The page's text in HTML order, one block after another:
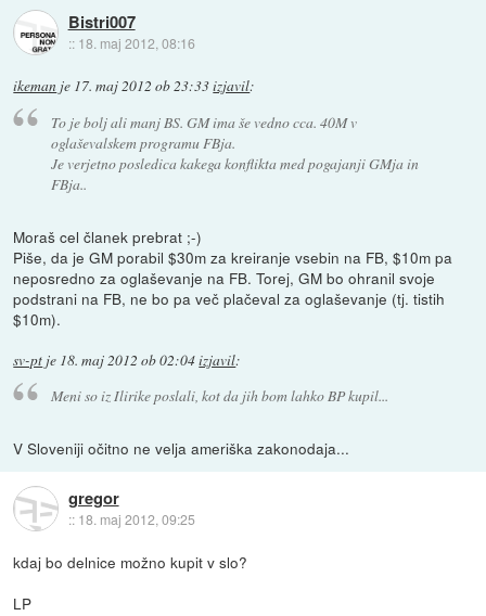
Bistri007
:: 18. maj 2012, 08:16
ikeman je 17. maj 2012 ob 23:33izjavil:
To je bolj ali manj BS. GM ima še vedno cca. 40M v
oglaševalskem programu FBja.
Je verjetno posledica kakega konflikta med pogajanji GMja in
FBja..
Moraš cel članek prebrat ;-)
Piše, da je GM porabil $30m za kreiranje vsebin na FB, $10m pa
neposredno za oglaševanje na FB. Torej, GM bo ohranil svoje
podstrani na FB, ne bo pa več plačeval za oglaševanje (tj. tistih
$10m).
sv-pt je 18. maj 2012 ob 02:04izjavil:
Meni so iz Ilirike poslali, kot da jih bom lahko BP kupil...
V Sloveniji očitno ne velja ameriška zakonodaja...
gregor
:: 18. maj 2012, 09:25
kdaj bo delnice možno kupit v slo?
LP